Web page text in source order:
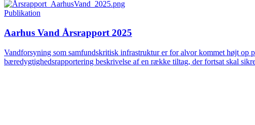
Publikation
Aarhus Vand Årsrapport 2025
Vandforsyning som samfundskritisk infrastruktur er for alvor kommet højt op
bæredygtighedsrapportering beskrivelse af en række tiltag, der fortsat skal